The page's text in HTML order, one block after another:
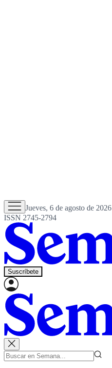
Jueves, 6 de agosto de 2026
ISSN 2745-2794
Suscríbete